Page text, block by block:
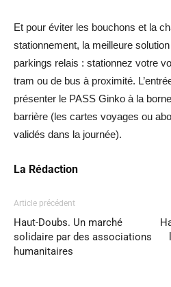
Et pour éviter les bouchons et la
stationnement, la meilleure solution
parkings relais : stationnez votre
tram ou de bus à proximité.
présenter le PASS Ginko à la
barrière (les cartes voyages ou
validés dans la journée).
La Rédaction
Article précédent
Haut-Doubs. Un marché
solidaire par des associations
humanitaires